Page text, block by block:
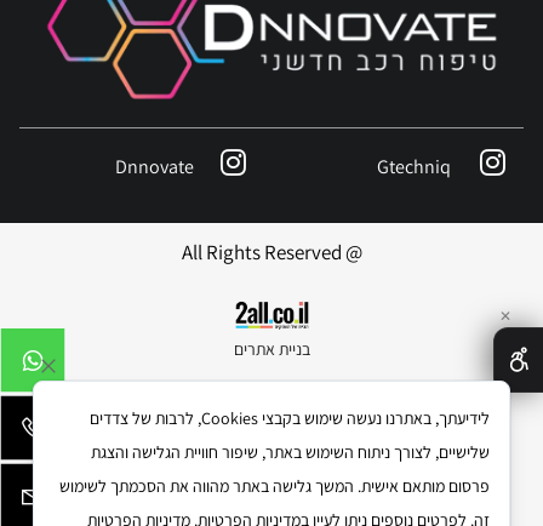
Gtechniq
Dnnovate
@ All Rights Reserved
בניית אתרים
✕
לידיעתך, באתרנו נעשה שימוש בקבצי Cookies, לרבות של צדדים
שלישיים, לצורך ניתוח השימוש באתר, שיפור חוויית הגלישה והצגת
פרסום מותאם אישית. המשך גלישה באתר מהווה את הסכמתך לשימוש
זה. לפרטים נוספים ניתן לעיין במדיניות הפרטיות. מדיניות הפרטיות